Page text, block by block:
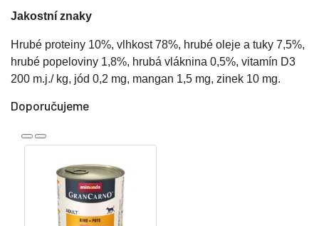
Jakostní znaky
Hrubé proteiny 10%, vlhkost 78%, hrubé oleje a tuky 7,5%,
hrubé popeloviny 1,8%, hrubá vláknina 0,5%, vitamín D3
200 m.j./ kg, jód 0,2 mg, mangan 1,5 mg, zinek 10 mg.
Doporučujeme